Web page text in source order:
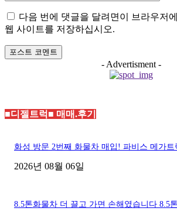
트
다음 번에 댓글을 달려면이 브라우저
웹 사이트를 저장하십시오.
- Advertisment -
■디젤트럭■ 매매.후기
화성 방문 2번째 화물차 매입! 파비스 메가
2026년 08월 06일
8.5톤화물차 더 끌고 가면 손해였습니다 8.5